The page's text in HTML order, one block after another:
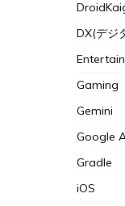
DX(デジ
Gaming
Gemini
Google
Gradle
iOS